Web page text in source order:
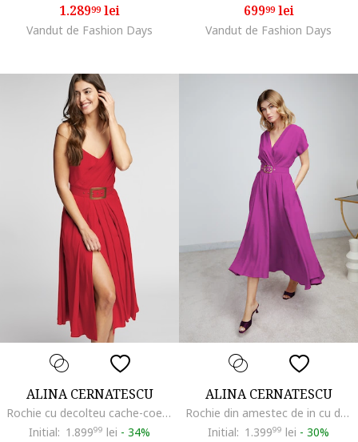
1.28999lei
Vandut de Fashion Days
69999lei
Vandut de Fashion Days
ALINA CERNATESCU
Rochie cu decolteu cache-coeur si curea asortata Ischia
Initial: 1.89999 lei - 34%
ALINA CERNATESCU
Rochie din amestec de in cu decolteu in V Ischia
Initial: 1.39999 lei - 30%